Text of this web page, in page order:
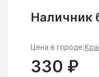
Наличник
Цена в городе:
330 ₽